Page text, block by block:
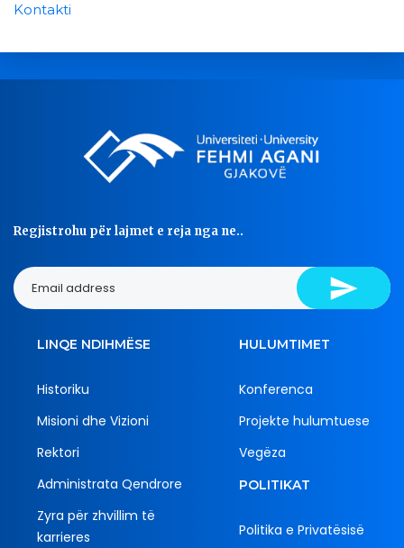
Kontakti
Regjistrohu për lajmet e reja nga ne..
LINQE NDIHMËSE
Historiku
Misioni dhe Vizioni
Rektori
Administrata Qendrore
Zyra për zhvillim të
karrieres
HULUMTIMET
Konferenca
Projekte hulumtuese
Vegëza
POLITIKAT
Politika e Privatësisë